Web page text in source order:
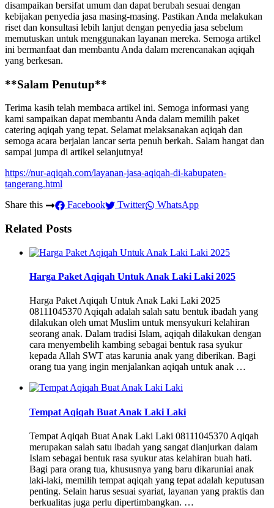
disampaikan bersifat umum dan dapat berubah sesuai dengan
kebijakan penyedia jasa masing-masing. Pastikan Anda melakukan
riset dan konsultasi lebih lanjut dengan penyedia jasa sebelum
memutuskan untuk menggunakan layanan mereka. Semoga artikel
ini bermanfaat dan membantu Anda dalam merencanakan aqiqah
yang berkesan.
**Salam Penutup**
Terima kasih telah membaca artikel ini. Semoga informasi yang
kami sampaikan dapat membantu Anda dalam memilih paket
catering aqiqah yang tepat. Selamat melaksanakan aqiqah dan
semoga acara berjalan lancar serta penuh berkah. Salam hangat dan
sampai jumpa di artikel selanjutnya!
https://nur-aqiqah.com/layanan-jasa-aqiqah-di-kabupaten-
tangerang.html
Share this
Facebook Twitter WhatsApp
Related Posts
Harga Paket Aqiqah Untuk Anak Laki Laki 2025
Harga Paket Aqiqah Untuk Anak Laki Laki 2025
08111045370 Aqiqah adalah salah satu bentuk ibadah yang
dilakukan oleh umat Muslim untuk mensyukuri kelahiran
seorang anak. Dalam tradisi Islam, aqiqah dilakukan dengan
cara menyembelih kambing sebagai bentuk rasa syukur
kepada Allah SWT atas karunia anak yang diberikan. Bagi
orang tua yang ingin menjalankan aqiqah untuk anak …
Tempat Aqiqah Buat Anak Laki Laki
Tempat Aqiqah Buat Anak Laki Laki 08111045370 Aqiqah
merupakan salah satu ibadah yang sangat dianjurkan dalam
Islam sebagai bentuk rasa syukur atas kelahiran buah hati.
Bagi para orang tua, khususnya yang baru dikaruniai anak
laki-laki, memilih tempat aqiqah yang tepat adalah keputusan
penting. Selain harus sesuai syariat, layanan yang praktis dan
berkualitas juga perlu dipertimbangkan. …